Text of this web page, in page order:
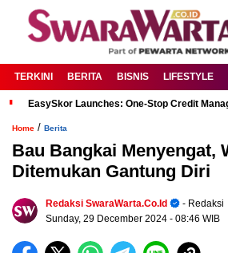
TERKINI BERITA BISNIS LIFESTYLE
EasySkor Launches: One-Stop Credit
Home / Berita
Bau Bangkai Menyengat,
Ditemukan Gantung Diri
Redaksi SwaraWarta.co.id
- Redaksi
Sunday, 29 December 2024 - 08:46 WIB